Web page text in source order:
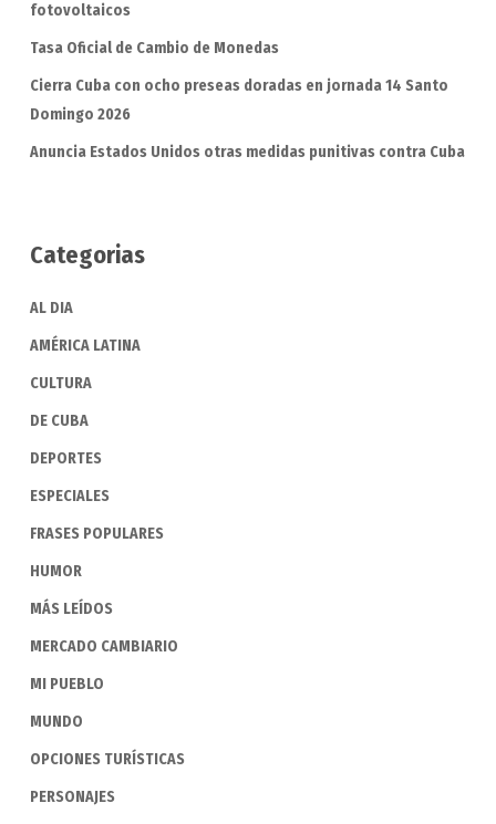
fotovoltaicos
Tasa Oficial de Cambio de Monedas
Cierra Cuba con ocho preseas doradas en jornada 14 Santo
Domingo 2026
Anuncia Estados Unidos otras medidas punitivas contra Cuba
Categorias
AL DIA
AMÉRICA LATINA
CULTURA
DE CUBA
DEPORTES
ESPECIALES
FRASES POPULARES
HUMOR
MÁS LEÍDOS
MERCADO CAMBIARIO
MI PUEBLO
MUNDO
OPCIONES TURÍSTICAS
PERSONAJES